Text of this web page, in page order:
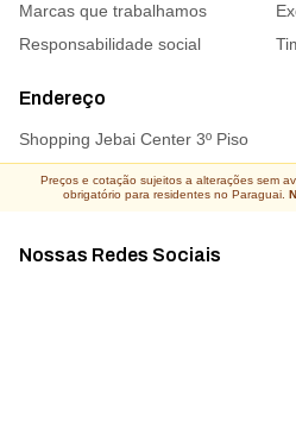
Marcas que trabalhamos
Responsabilidade social
Endereço
Shopping Jebai Center 3º Piso
Nossas Redes Sociais
Preços e cotação sujeitos a alterações sem
obrigatório para residentes no Paraguai.